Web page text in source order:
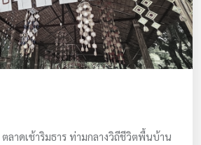
าดเช้าริมธาร ท่ามกลางวิถีชีวิตพื้นบ้าน